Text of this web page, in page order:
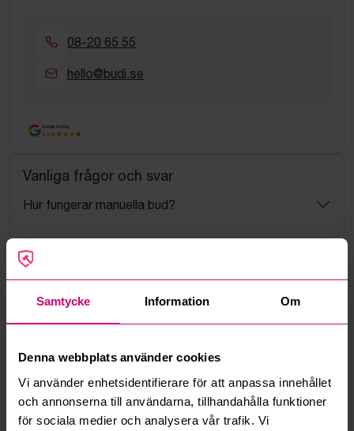
Samtycke Information Om
Denna webbplats använder cookies
Vi använder enhetsidentifierare för att anpassa innehållet
och annonserna till användarna, tillhandahålla funktioner
för sociala medier och analysera vår trafik. Vi
08-20 65 55
hello@budi.se
Google Rating
4.5
Vanliga frågor och svar
Hur fungerar manuella bud?
Kan jag ångra ett bud?